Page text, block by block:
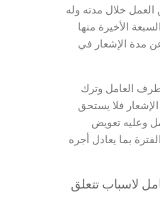
خلال مدته وله
الأخيرة منها
مدة الإشعار في
طرف العامل وترك
فلا يستحق
وعليه تعويض
بما يعادل أجره
لاسباب تتعلق